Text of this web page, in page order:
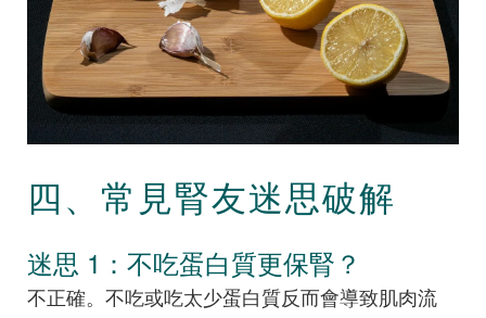
四、常見腎友迷思破解
迷思 1：不吃蛋白質更保腎？
不正確。不吃或吃太少蛋白質反而會導致肌肉流